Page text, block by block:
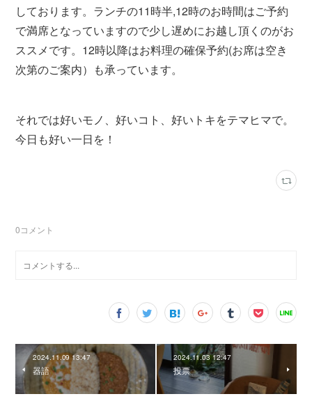
しております。ランチの11時半,12時のお時間はご予約
で満席となっていますので少し遅めにお越し頂くのがお
ススメです。12時以降はお料理の確保予約(お席は空き
次第のご案内）も承っています。
それでは好いモノ、好いコト、好いトキをテマヒマで。
今日も好い一日を！
0コメント
2024.11.09 13:47
器語
2024.11.03 12:47
投票